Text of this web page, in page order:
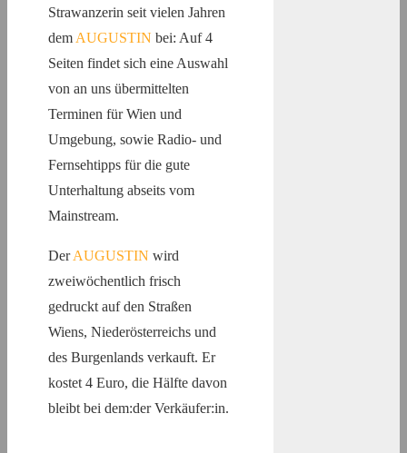
Strawanzerin seit vielen Jahren
dem AUGUSTIN bei: Auf 4
Seiten findet sich eine Auswahl
von an uns übermittelten
Terminen für Wien und
Umgebung, sowie Radio- und
Fernsehtipps für die gute
Unterhaltung abseits vom
Mainstream.
DerAUGUSTIN wird
zweiwöchentlich frisch
gedruckt auf den Straßen
Wiens, Niederösterreichs und
des Burgenlands verkauft. Er
kostet 4 Euro, die Hälfte davon
bleibt bei dem:der Verkäufer:in.